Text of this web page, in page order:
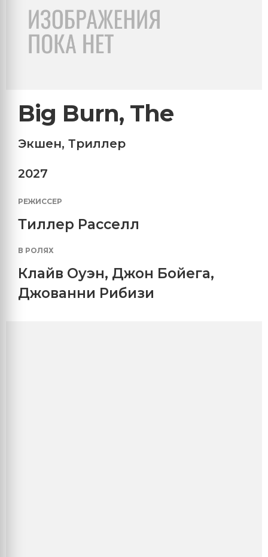
Big Burn, The
Экшен, Триллер
2027
РЕЖИССЕР
Тиллер Расселл
В РОЛЯХ
Клайв Оуэн, Джон Бойега,
Джованни Рибизи